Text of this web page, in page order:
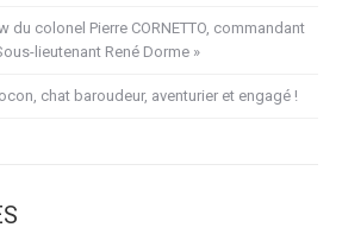
du colonel Pierre CORNETTO, commandant
lieutenant René Dorme »
chat baroudeur, aventurier et engagé !